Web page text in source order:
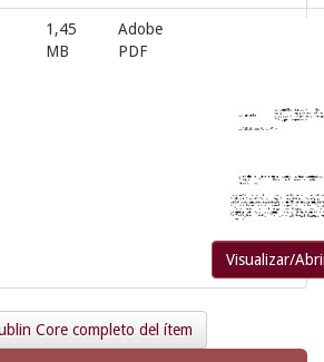
1,45
MB
Adobe
PDF
Visualizar/
Core completo del ítem